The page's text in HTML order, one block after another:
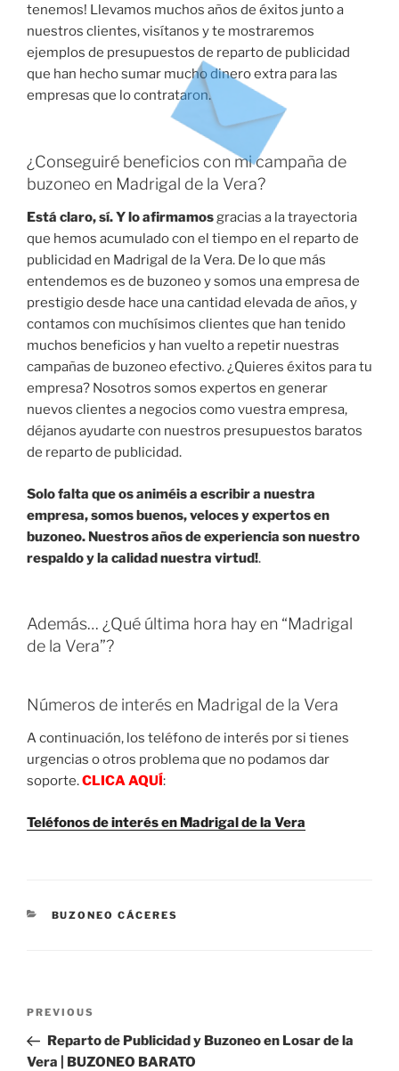
tenemos! Llevamos muchos años de éxitos junto a
nuestros clientes, visítanos y te mostraremos
ejemplos de presupuestos de reparto de publicidad
que han hecho sumar mucho dinero extra para las
empresas que lo contrataron.
¿Conseguiré beneficios con mi campaña de
buzoneo en Madrigal de la Vera?
Está claro, sí. Y lo afirmamosgracias a la trayectoria
que hemos acumulado con el tiempo en el reparto de
publicidad en Madrigal de la Vera. De lo que más
entendemos es de buzoneo y somos una empresa de
prestigio desde hace una cantidad elevada de años, y
contamos con muchísimos clientes que han tenido
muchos beneficios y han vuelto a repetir nuestras
campañas de buzoneo efectivo. ¿Quieres éxitos para tu
empresa? Nosotros somos expertos en generar
nuevos clientes a negocios como vuestra empresa,
déjanos ayudarte con nuestros presupuestos baratos
de reparto de publicidad.
Solo falta que os animéis a escribir a nuestra
empresa, somos buenos, veloces y expertos en
buzoneo. Nuestros años de experiencia son nuestro
respaldo y la calidad nuestra virtud!.
Además… ¿Qué última hora hay en “Madrigal
de la Vera”?
Números de interés en Madrigal de la Vera
A continuación, los teléfono de interés por si tienes
urgencias o otros problema que no podamos dar
soporte.CLICA AQUÍ:
Teléfonos de interés en Madrigal de la Vera
CATEGORIES
BUZONEO CÁCERES
Previous
Post
PREVIOUS
Reparto de Publicidad y Buzoneo en Losar de la
Vera | BUZONEO BARATO